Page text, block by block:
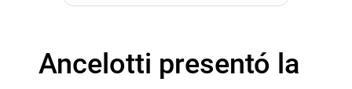
Ancelotti presentó la